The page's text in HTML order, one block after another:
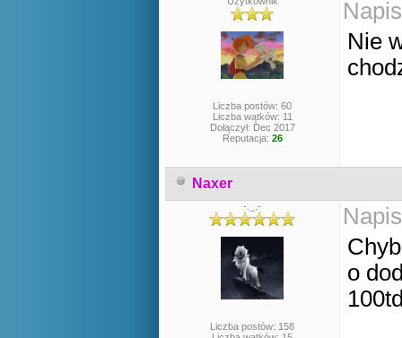
Liczba postów: 60
Liczba wątków: 11
Dołączył: Dec 2017
Reputacja: 26
Nie
Naxer
-._.-
Liczba postów: 158
o